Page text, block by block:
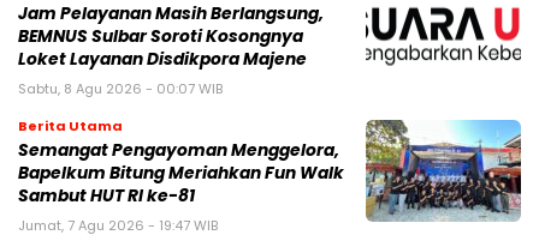
Jam Pelayanan Masih Berlangsung,
BEMNUS Sulbar Soroti Kosongnya
Loket Layanan Disdikpora Majene
Sabtu, 8 Agu 2026 - 00:07 WIB
Berita Utama
Semangat Pengayoman Menggelora,
Bapelkum Bitung Meriahkan Fun Walk
Sambut HUT RI ke-81
Jumat, 7 Agu 2026 - 19:47 WIB